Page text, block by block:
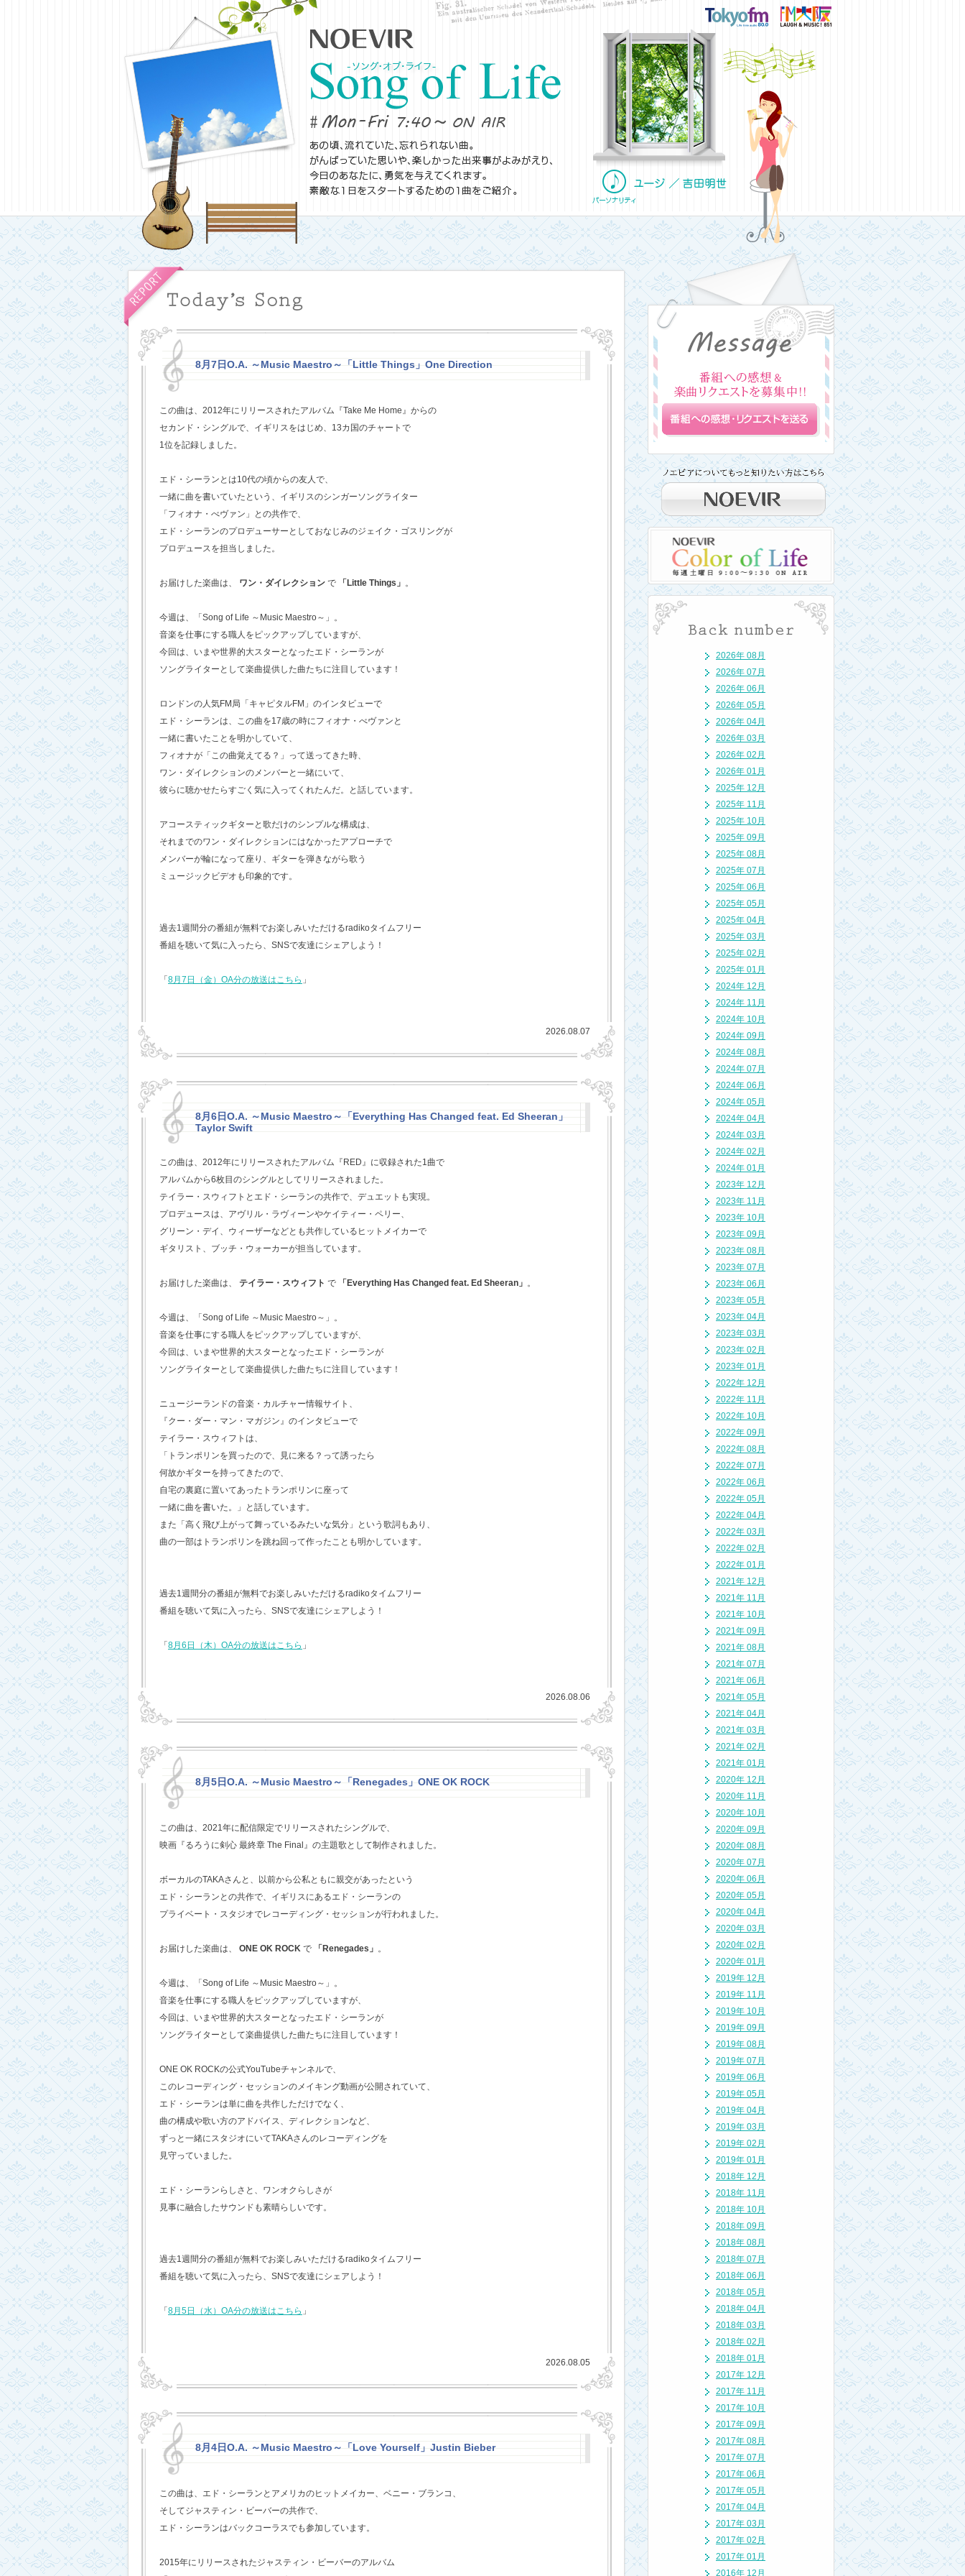
8月7日O.A. ～Music Maestro～「Little Things」One Direction
この曲は、2012年にリリースされたアルバム『Take Me Home』からの
セカンド・シングルで、イギリスをはじめ、13カ国のチャートで
1位を記録しました。
エド・シーランとは10代の頃からの友人で、
一緒に曲を書いていたという、イギリスのシンガーソングライター
「フィオナ・べヴァン」との共作で、
エド・シーランのプロデューサーとしておなじみのジェイク・ゴスリングが
プロデュースを担当しました。
お届けした楽曲は、 ワン・ダイレクション で 「Little Things」 。
今週は、「Song of Life ～Music Maestro～」。
音楽を仕事にする職人をピックアップしていますが、
今回は、いまや世界的大スターとなったエド・シーランが
ソングライターとして楽曲提供した曲たちに注目しています！
ロンドンの人気FM局「キャピタルFM」のインタビューで
エド・シーランは、この曲を17歳の時にフィオナ・べヴァンと
一緒に書いたことを明かしていて、
フィオナが「この曲覚えてる？」って送ってきた時、
ワン・ダイレクションのメンバーと一緒にいて、
彼らに聴かせたらすごく気に入ってくれたんだ。と話しています。
アコースティックギターと歌だけのシンプルな構成は、
それまでのワン・ダイレクションにはなかったアプローチで
メンバーが輪になって座り、ギターを弾きながら歌う
ミュージックビデオも印象的です。
過去1週間分の番組が無料でお楽しみいただけるradikoタイムフリー
番組を聴いて気に入ったら、SNSで友達にシェアしよう！
「 8月7日（金）OA分の放送はこちら 」
2026.08.07
8月6日O.A. ～Music Maestro～「Everything Has Changed feat. Ed Sheeran」
Taylor Swift
この曲は、2012年にリリースされたアルバム『RED』に収録された1曲で
アルバムから6枚目のシングルとしてリリースされました。
テイラー・スウィフトとエド・シーランの共作で、デュエットも実現。
プロデュースは、アヴリル・ラヴィーンやケイティー・ペリー、
グリーン・デイ、ウィーザーなどとも共作しているヒットメイカーで
ギタリスト、ブッチ・ウォーカーが担当しています。
お届けした楽曲は、 テイラー・スウィフト で 「Everything Has Changed feat. Ed Sheeran」 。
今週は、「Song of Life ～Music Maestro～」。
音楽を仕事にする職人をピックアップしていますが、
今回は、いまや世界的大スターとなったエド・シーランが
ソングライターとして楽曲提供した曲たちに注目しています！
ニュージーランドの音楽・カルチャー情報サイト、
『クー・ダー・マン・マガジン』のインタビューで
テイラー・スウィフトは、
「トランポリンを買ったので、見に来る？って誘ったら
何故かギターを持ってきたので、
自宅の裏庭に置いてあったトランポリンに座って
一緒に曲を書いた。」と話しています。
また「高く飛び上がって舞っているみたいな気分」という歌詞もあり、
曲の一部はトランポリンを跳ね回って作ったことも明かしています。
過去1週間分の番組が無料でお楽しみいただけるradikoタイムフリー
番組を聴いて気に入ったら、SNSで友達にシェアしよう！
「 8月6日（木）OA分の放送はこちら 」
2026.08.06
8月5日O.A. ～Music Maestro～「Renegades」ONE OK ROCK
この曲は、2021年に配信限定でリリースされたシングルで、
映画『るろうに剣心 最終章 The Final』の主題歌として制作されました。
ボーカルのTAKAさんと、以前から公私ともに親交があったという
エド・シーランとの共作で、イギリスにあるエド・シーランの
プライベート・スタジオでレコーディング・セッションが行われました。
お届けした楽曲は、 ONE OK ROCK で 「Renegades」 。
今週は、「Song of Life ～Music Maestro～」。
音楽を仕事にする職人をピックアップしていますが、
今回は、いまや世界的大スターとなったエド・シーランが
ソングライターとして楽曲提供した曲たちに注目しています！
ONE OK ROCKの公式YouTubeチャンネルで、
このレコーディング・セッションのメイキング動画が公開されていて、
エド・シーランは単に曲を共作しただけでなく、
曲の構成や歌い方のアドバイス、ディレクションなど、
ずっと一緒にスタジオにいてTAKAさんのレコーディングを
見守っていました。
エド・シーランらしさと、ワンオクらしさが
見事に融合したサウンドも素晴らしいです。
過去1週間分の番組が無料でお楽しみいただけるradikoタイムフリー
番組を聴いて気に入ったら、SNSで友達にシェアしよう！
「 8月5日（水）OA分の放送はこちら 」
2026.08.05
8月4日O.A. ～Music Maestro～「Love Yourself」Justin Bieber
この曲は、エド・シーランとアメリカのヒットメイカー、ベニー・ブランコ、
そしてジャスティン・ビーバーの共作で、
エド・シーランはバックコーラスでも参加しています。
2015年にリリースされたジャスティン・ビーバーのアルバム
2026年 08月
2026年 07月
2026年 06月
2026年 05月
2026年 04月
2026年 03月
2026年 02月
2026年 01月
2025年 12月
2025年 11月
2025年 10月
2025年 09月
2025年 08月
2025年 07月
2025年 06月
2025年 05月
2025年 04月
2025年 03月
2025年 02月
2025年 01月
2024年 12月
2024年 11月
2024年 10月
2024年 09月
2024年 08月
2024年 07月
2024年 06月
2024年 05月
2024年 04月
2024年 03月
2024年 02月
2024年 01月
2023年 12月
2023年 11月
2023年 10月
2023年 09月
2023年 08月
2023年 07月
2023年 06月
2023年 05月
2023年 04月
2023年 03月
2023年 02月
2023年 01月
2022年 12月
2022年 11月
2022年 10月
2022年 09月
2022年 08月
2022年 07月
2022年 06月
2022年 05月
2022年 04月
2022年 03月
2022年 02月
2022年 01月
2021年 12月
2021年 11月
2021年 10月
2021年 09月
2021年 08月
2021年 07月
2021年 06月
2021年 05月
2021年 04月
2021年 03月
2021年 02月
2021年 01月
2020年 12月
2020年 11月
2020年 10月
2020年 09月
2020年 08月
2020年 07月
2020年 06月
2020年 05月
2020年 04月
2020年 03月
2020年 02月
2020年 01月
2019年 12月
2019年 11月
2019年 10月
2019年 09月
2019年 08月
2019年 07月
2019年 06月
2019年 05月
2019年 04月
2019年 03月
2019年 02月
2019年 01月
2018年 12月
2018年 11月
2018年 10月
2018年 09月
2018年 08月
2018年 07月
2018年 06月
2018年 05月
2018年 04月
2018年 03月
2018年 02月
2018年 01月
2017年 12月
2017年 11月
2017年 10月
2017年 09月
2017年 08月
2017年 07月
2017年 06月
2017年 05月
2017年 04月
2017年 03月
2017年 02月
2017年 01月
2016年 12月